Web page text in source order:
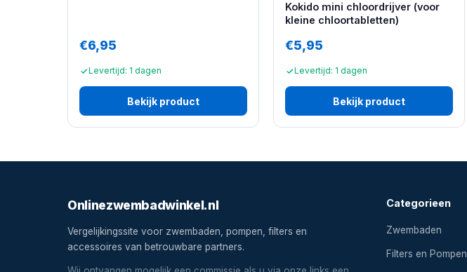
€6,95
Levertijd: 1 dagen
Bekijk product
Kokido mini chloordrijver (voor
kleine chloortabletten)
€5,95
Levertijd: 1 dagen
Bekijk product
Onlinezwembadwinkel.nl
Vergelijkingssite voor zwembaden, pompen, filters en
accessoires van betrouwbare partners.
Categorieen
Zwembaden
Filters en Pompen